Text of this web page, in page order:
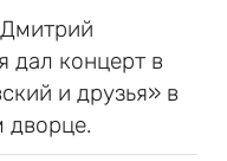
дал концерт в
и друзья» в
дворце.